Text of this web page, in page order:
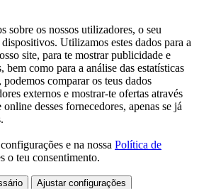
sobre os nossos utilizadores, o seu
Utilizamos estes dados para a
site, para te mostrar publicidade e
bem como para a análise das estatísticas
comparar os teus dados
externos e mostrar-te ofertas através
desses fornecedores, apenas se já
e na nossa Política de
o teu consentimento.
Ajustar configurações